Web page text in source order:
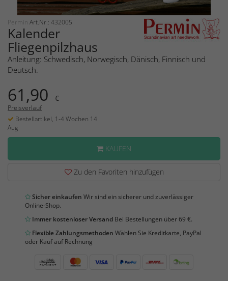
Permin Art.Nr.: 432005
Kalender
Fliegenpilzhaus
Anleitung: Schwedisch, Norwegisch, Dänisch, Finnisch und
Deutsch.
61,90 €
Preisverlauf
Bestellartikel, 1-4 Wochen 14
Aug
KAUFEN
Zu den Favoriten hinzufügen
Sicher einkaufen Wir sind ein sicherer und zuverlässiger
Online-Shop.
Immer kostenloser Versand Bei Bestellungen über 69 €.
Flexible Zahlungsmethoden Wählen Sie Kreditkarte, PayPal
oder Kauf auf Rechnung